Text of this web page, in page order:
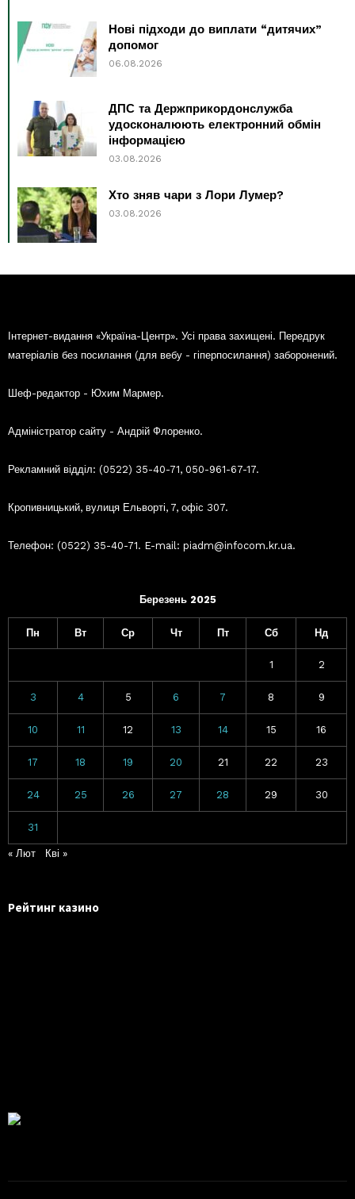
Нові підходи до виплати “дитячих”
допомог
06.08.2026
ДПС та Держприкордонслужба
удосконалюють електронний обмін
інформацією
03.08.2026
Хто зняв чари з Лори Лумер?
03.08.2026
Інтернет-видання «Україна-Центр». Усі права захищені. Передрук
матеріалів без посилання (для вебу - гіперпосилання) заборонений.
Шеф-редактор - Юхим Мармер.
Адміністратор сайту - Андрій Флоренко.
Рекламний відділ: (0522) 35-40-71, 050-961-67-17.
Кропивницький, вулиця Ельворті, 7, офіс 307.
Телефон: (0522) 35-40-71. E-mail: piadm@infocom.kr.ua.
Березень 2025
Пн Вт Ср Чт Пт Сб Нд
1 2
3 4 5 6 7 8 9
10 11 12 13 14 15 16
17 18 19 20 21 22 23
24 25 26 27 28 29 30
31
« Лют Кві »
Рейтинг казино